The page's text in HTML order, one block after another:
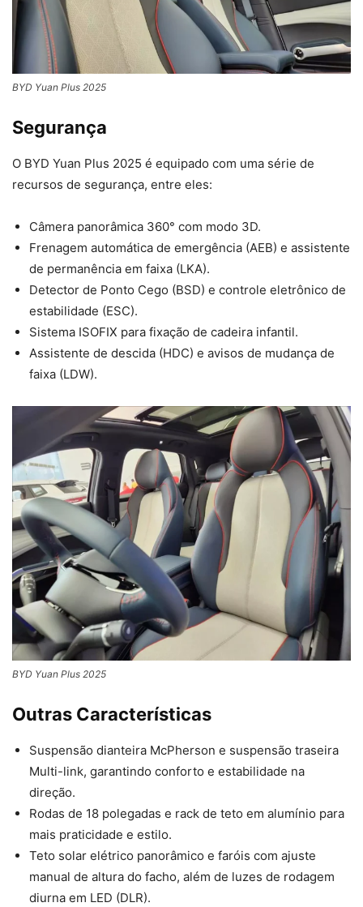
BYD Yuan Plus 2025
Segurança
O BYD Yuan Plus 2025 é equipado com uma série de
recursos de segurança, entre eles:
Câmera panorâmica 360° com modo 3D.
Frenagem automática de emergência (AEB) e assistente
de permanência em faixa (LKA).
Detector de Ponto Cego (BSD) e controle eletrônico de
estabilidade (ESC).
Sistema ISOFIX para fixação de cadeira infantil.
Assistente de descida (HDC) e avisos de mudança de
faixa (LDW).
BYD Yuan Plus 2025
Outras Características
Suspensão dianteira McPherson e suspensão traseira
Multi-link, garantindo conforto e estabilidade na
direção.
Rodas de 18 polegadas e rack de teto em alumínio para
mais praticidade e estilo.
Teto solar elétrico panorâmico e faróis com ajuste
manual de altura do facho, além de luzes de rodagem
diurna em LED (DLR).